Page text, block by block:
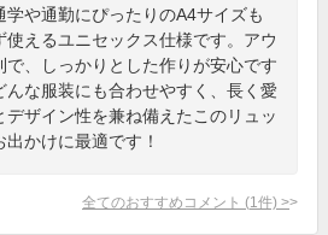
や通勤にぴったりのA4サイズも
使えるユニセックス仕様です。アウ
で、しっかりとした作りが安心です
んな服装にも合わせやすく、長く愛
デザイン性を兼ね備えたこのリュッ
かけに最適です！
全てのおすすめコメント (1 件) >